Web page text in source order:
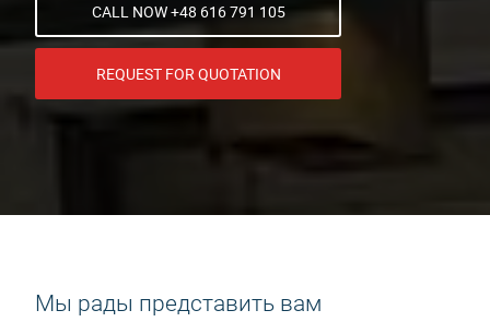
CALL NOW +48 616 791 105
REQUEST FOR QUOTATION
Мы рады представить вам